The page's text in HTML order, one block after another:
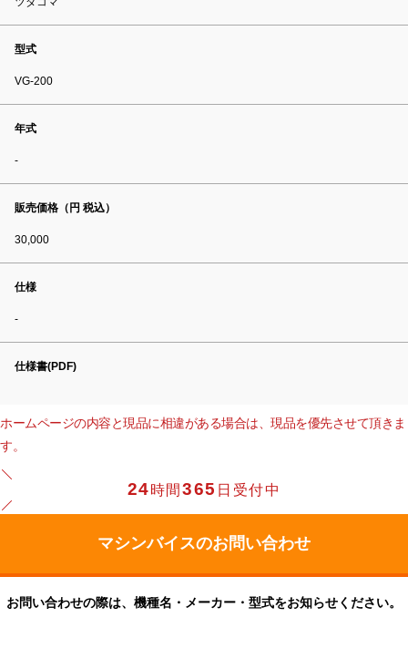
型式
VG-200
年式
-
販売価格（円 税込）
30,000
仕様
-
仕様書(PDF)
ホームページの内容と現品に相違がある場合は、現品を優先させて頂きま
す。
24時間365 日受付中
お問い合わせの際は、機種名・メーカー・型式をお知らせください。